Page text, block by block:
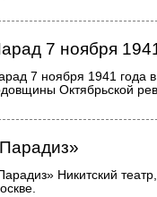
7 ноября
7 ноября 1941 года
Октябрьской
Никитский